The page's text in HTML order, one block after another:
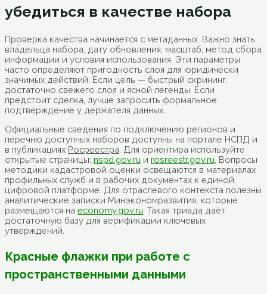
убедиться в качестве набора
Проверка качества начинается с метаданных. Важно знать
владельца набора, дату обновления, масштаб, метод сбора
информации и условия использования. Эти параметры
часто определяют пригодность слоя для юридически
значимых действий. Если цель — быстрый скрининг,
достаточно свежего слоя и ясной легенды. Если
предстоит сделка, лучше запросить формальное
подтверждение у держателя данных.
Официальные сведения по подключению регионов и
перечню доступных наборов доступны на портале НСПД и
в публикациях Росреестра . Для ориентира используйте
открытые страницы: nspd.gov.ru и rosreestr.gov.ru . Вопросы
методики кадастровой оценки освещаются в материалах
профильных служб и в рабочих документах к единой
цифровой платформе. Для отраслевого контекста полезны
аналитические записки Минэкономразвития, которые
размещаются на economy.gov.ru . Такая триада даёт
достаточную базу для верификации ключевых
утверждений.
Красные флажки при работе с
пространственными данными